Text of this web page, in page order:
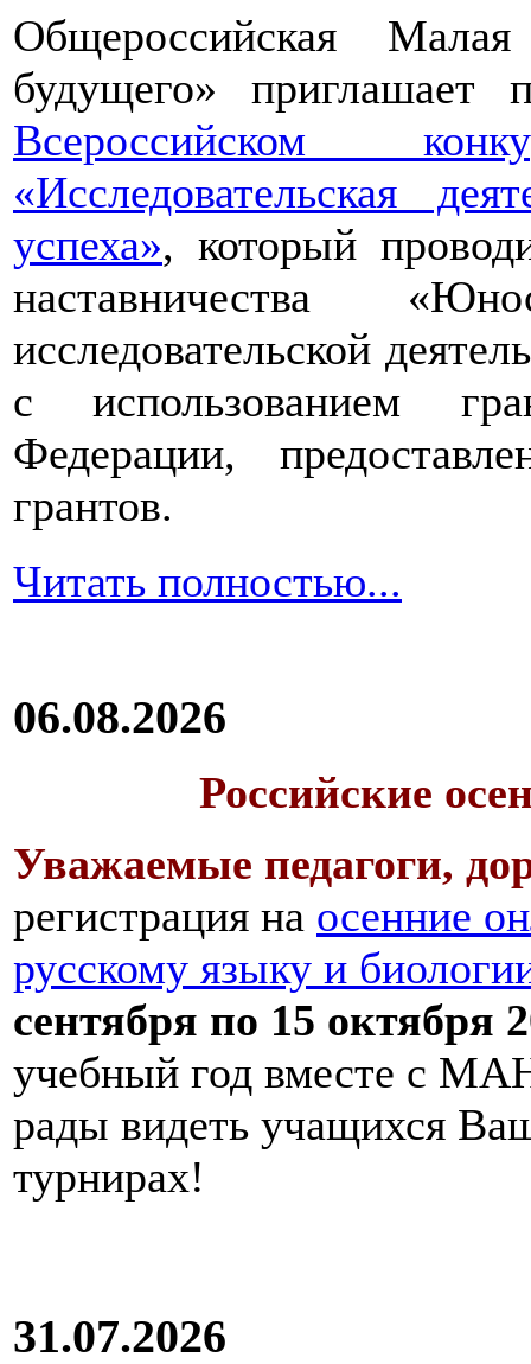
Общероссийская
будущего» приглашает
Всероссийском
«Исследовательская
успеха», который
наставничества
исследовательской
с использованием
Федерации,
грантов.
Читать полностью...
06.08.2026
Российские
Уважаемые педагоги,
регистрация на осенние
русскому языку и
сентября по 15 октября
учебный год вместе с
рады видеть учащихся
турнирах!
31.07.2026